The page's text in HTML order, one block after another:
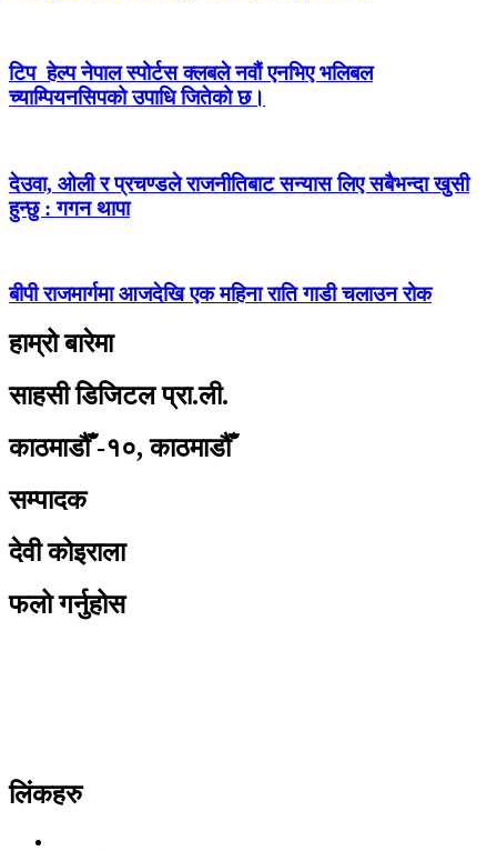
टिप हेल्प नेपाल स्पोर्टस क्लबले नवौं एनभिए भलिबल
च्याम्पियनसिपको उपाधि जितेको छ।
देउवा, ओली र प्रचण्डले राजनीतिबाट सन्यास लिए सबैभन्दा खुसी
हुन्छु : गगन थापा
बीपी राजमार्गमा आजदेखि एक महिना राति गाडी चलाउन रोक
हाम्रो बारेमा
साहसी डिजिटल प्रा.ली.
काठमाडौँ -१०, काठमाडौँ
सम्पादक
देवी कोइराला
फलो गर्नुहोस
लिंकहरु